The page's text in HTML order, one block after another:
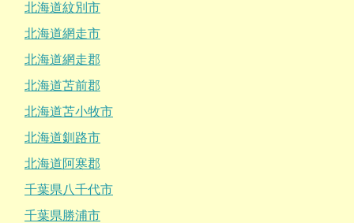
北海道紋別市
北海道網走市
北海道網走郡
北海道苫前郡
北海道苫小牧市
北海道釧路市
北海道阿寒郡
千葉県八千代市
千葉県勝浦市